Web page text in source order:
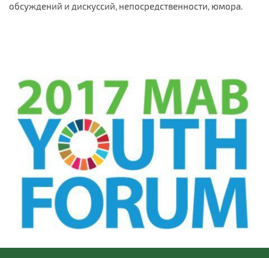
обсуждений и дискуссий, непосредственности, юмора.